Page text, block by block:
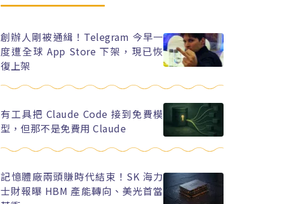
創辦人剛被通緝！Telegram 今早一
度遭全球 App Store 下架，現已恢
復上架
有工具把 Claude Code 接到免費模
型，但那不是免費用 Claude
記憶體廠兩頭賺時代結束！SK 海力
士財報曝 HBM 產能轉向、美光首當